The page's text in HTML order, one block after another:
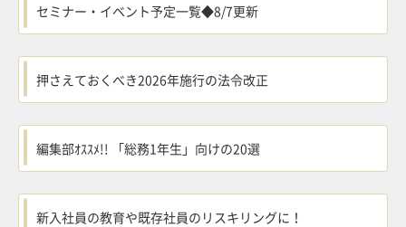
セミナー・イベント予定一覧◆8/7更新
押さえておくべき2026年施行の法令改正
編集部ｵｽｽﾒ!! 「総務1年生」向けの20選
新入社員の教育や既存社員のリスキリングに！